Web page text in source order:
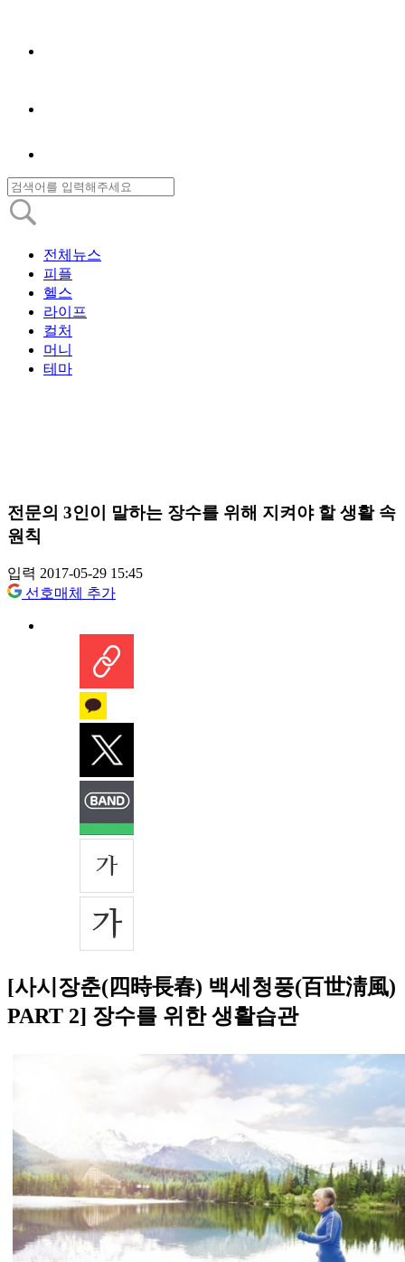
전체뉴스
피플
헬스
라이프
컬처
머니
테마
전문의 3인이 말하는 장수를 위해 지켜야 할 생활 속
원칙
입력 2017-05-29 15:45
선호매체 추가
[사시장춘(四時長春) 백세청풍(百世淸風)
PART 2] 장수를 위한 생활습관